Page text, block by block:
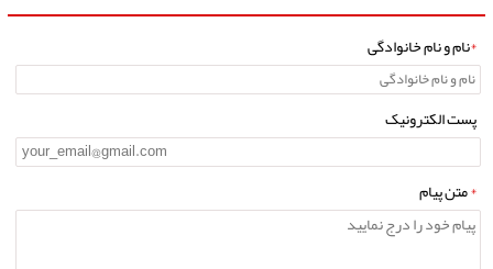
*نام و نام خانوادگی
پست الکترونیک
*متن پیام